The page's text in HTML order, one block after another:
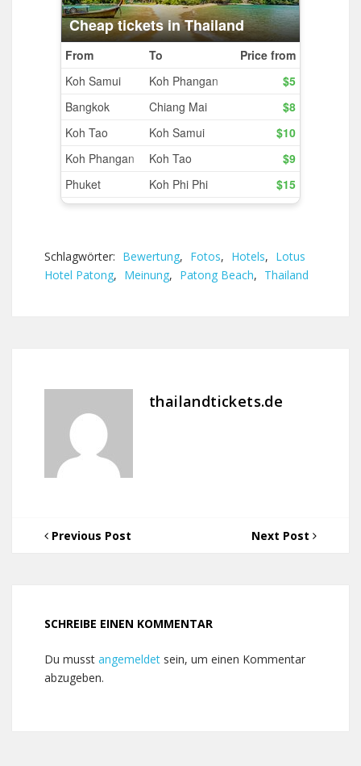
Schlagwörter: Bewertung, Fotos, Hotels, Lotus
Hotel Patong, Meinung, Patong Beach, Thailand
thailandtickets.de
Previous Post Next Post
SCHREIBE EINEN KOMMENTAR
Du musst angemeldet sein, um einen Kommentar
abzugeben.